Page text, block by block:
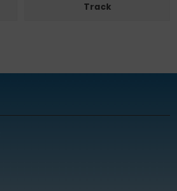
Track